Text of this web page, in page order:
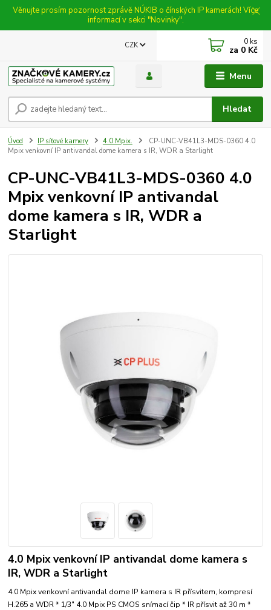
Věnujte prosím pozornost zprávě NÚKIB o čínských IP kamerách! Více
informací v sekci "Novinky".
Menu
CZK
Hledat
0 ks
za 0 Kč
Úvod IP síťové kamery 4.0 Mpix.
CP-UNC-VB41L3-MDS-0360 4.0
Mpix venkovní IP antivandal dome kamera s IR, WDR a Starlight
CP-UNC-VB41L3-MDS-0360 4.0
Mpix venkovní IP antivandal
dome kamera s IR, WDR a
Starlight
4.0 Mpix venkovní IP antivandal dome kamera s
IR, WDR a Starlight
4.0 Mpix venkovní antivandal dome IP kamera s IR přísvitem, kompresí
H.265 a WDR * 1/3" 4.0 Mpix PS CMOS snímací čip * IR přísvit až 30 m *